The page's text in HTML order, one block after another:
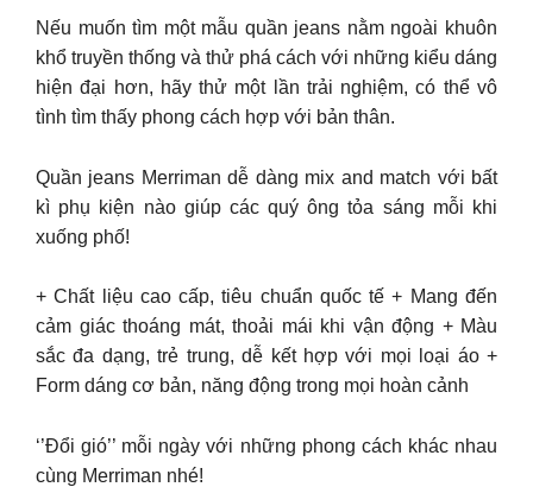
Nếu muốn tìm một mẫu quần jeans nằm ngoài khuôn
khổ truyền thống và thử phá cách với những kiểu dáng
hiện đại hơn, hãy thử một lần trải nghiệm, có thể vô
tình tìm thấy phong cách hợp với bản thân.
Quần jeans Merriman dễ dàng mix and match với bất
kì phụ kiện nào giúp các quý ông tỏa sáng mỗi khi
xuống phố!
+ Chất liệu cao cấp, tiêu chuẩn quốc tế + Mang đến
cảm giác thoáng mát, thoải mái khi vận động + Màu
sắc đa dạng, trẻ trung, dễ kết hợp với mọi loại áo +
Form dáng cơ bản, năng động trong mọi hoàn cảnh
‘’Đổi gió’’ mỗi ngày với những phong cách khác nhau
cùng Merriman nhé!